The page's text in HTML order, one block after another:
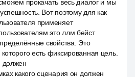
прокачать весь диалог и мы
Вот поэтому для как
применяет
это ллм бейст
свойства. Это
есть фиксированная цель.
должен
какого сценария он должен